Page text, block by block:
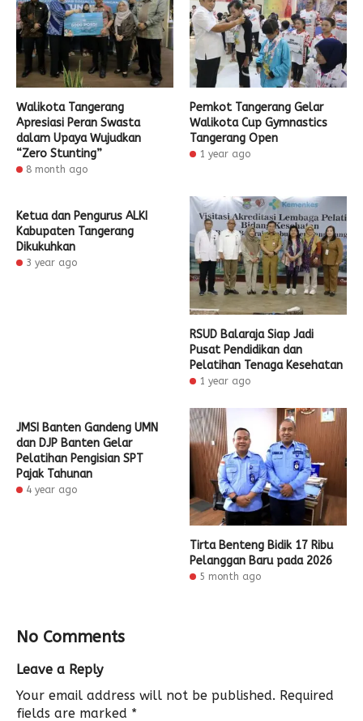
Walikota Tangerang
Apresiasi Peran Swasta
dalam Upaya Wujudkan
“Zero Stunting”
8 month ago
Pemkot Tangerang Gelar
Walikota Cup Gymnastics
Tangerang Open
1 year ago
Ketua dan Pengurus ALKI
Kabupaten Tangerang
Dikukuhkan
3 year ago
RSUD Balaraja Siap Jadi
Pusat Pendidikan dan
Pelatihan Tenaga Kesehatan
1 year ago
JMSI Banten Gandeng UMN
dan DJP Banten Gelar
Pelatihan Pengisian SPT
Pajak Tahunan
4 year ago
Tirta Benteng Bidik 17 Ribu
Pelanggan Baru pada 2026
5 month ago
No Comments
Leave a Reply
Your email address will not be published. Required
fields are marked *